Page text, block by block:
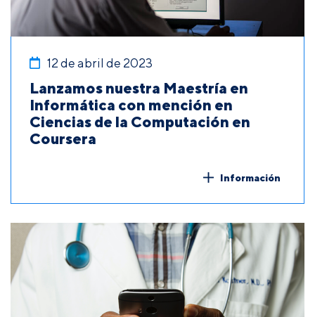
12 de abril de 2023
Lanzamos nuestra Maestría en
Informática con mención en
Ciencias de la Computación en
Coursera
Información